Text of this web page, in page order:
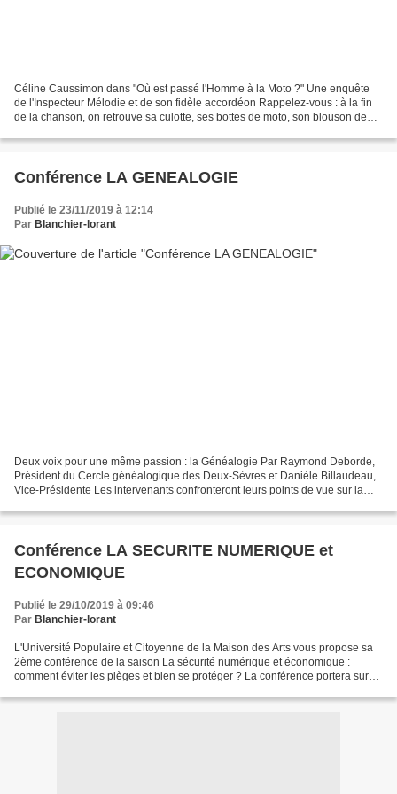
Céline Caussimon dans "Où est passé l'Homme à la Moto ?" Une enquête
de l'Inspecteur Mélodie et de son fidèle accordéon Rappelez-vous : à la fin
de la chanson, on retrouve sa culotte, ses bottes de moto, son blouson de
Conférence LA GENEALOGIE
Publié le 23/11/2019 à 12:14
Par Blanchier-lorant
Deux voix pour une même passion : la Généalogie Par Raymond Deborde,
Président du Cercle généalogique des Deux-Sèvres et Danièle Billaudeau,
Vice-Présidente Les intervenants confronteront leurs points de vue sur la
Conférence LA SECURITE NUMERIQUE et
ECONOMIQUE
Publié le 29/10/2019 à 09:46
Par Blanchier-lorant
L'Université Populaire et Citoyenne de la Maison des Arts vous propose sa
2ème conférence de la saison La sécurité numérique et économique :
comment éviter les pièges et bien se protéger ? La conférence portera sur